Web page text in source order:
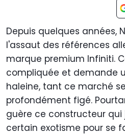
Depuis quelques années,
l'assaut des références
marque premium Infiniti.
compliquée et demande
haleine, tant ce marché
profondément figé.
guère ce constructeur
certain exotisme pour se